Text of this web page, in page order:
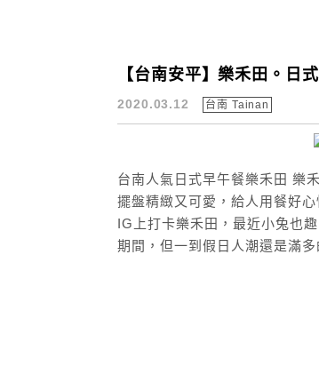
【台南安平】樂禾田。日
2020.03.12 台南 Tainan
台南人氣日式早午餐樂禾田 樂
擺盤精緻又可愛，給人用餐好
IG上打卡樂禾田，最近小兔也
期間，但一到假日人潮還是滿